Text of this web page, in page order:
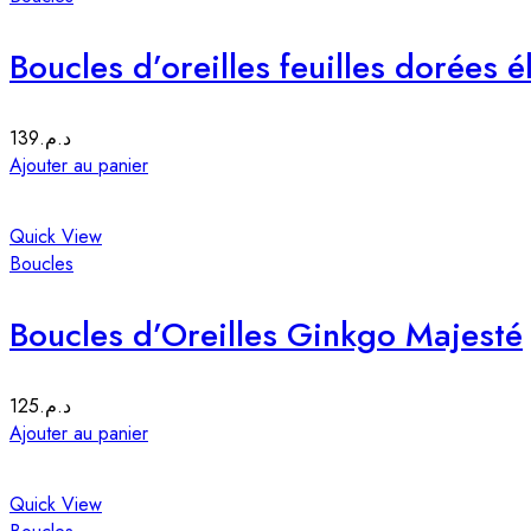
Boucles d’oreilles feuilles dorées
د.م.139
Ajouter au panier
Quick View
Boucles
Boucles d’Oreilles Ginkgo Majesté
د.م.125
Ajouter au panier
Quick View